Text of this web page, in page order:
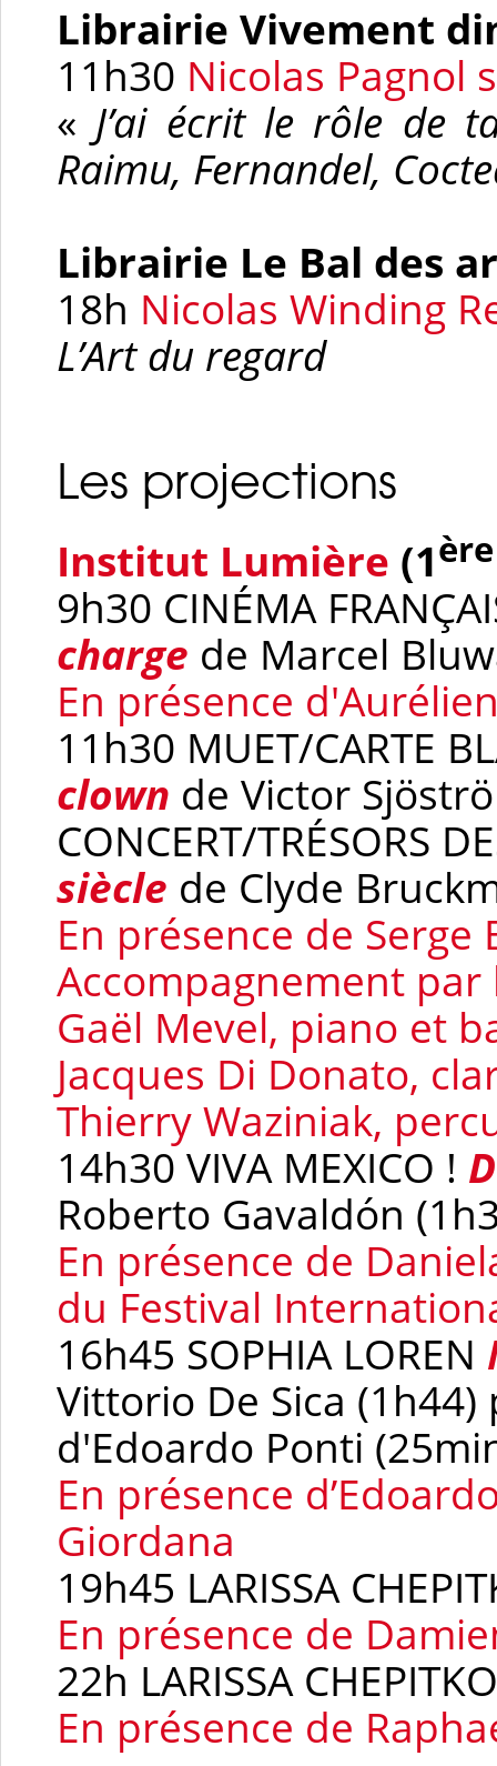
Librairie Vivement
11h30 Nicolas Pagnol
« J’ai écrit le rôle de
Raimu, Fernandel,
Librairie Le Bal des
18h Nicolas Winding
L’Art du regard
Les projections
Institut Lumière (1ère
9h30 CINÉMA
charge de Marcel
En présence
11h30 MUET/CARTE
clown de Victor
CONCERT/TRÉSORS
siècle de Clyde
En présence de Serge
Accompagnement par
Gaël Mevel, piano et
Jacques Di Donato,
Thierry Waziniak,
14h30 VIVA MEXICO !
Roberto Gavaldón
En présence de
du Festival
16h45 SOPHIA LOREN
Vittorio De Sica
d'Edoardo Ponti
En présence
Giordana
19h45 LARISSA
En présence de
22h LARISSA
En présence de